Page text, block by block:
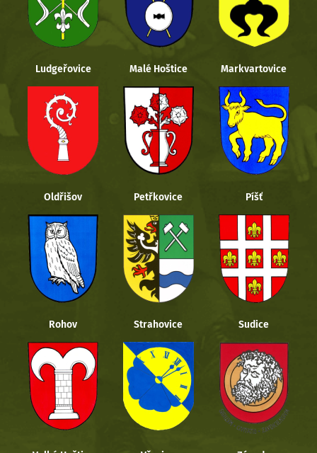
Ludgeřovice Malé Hoštice Markvartovice
Oldřišov Petřkovice Píšť
Rohov Strahovice Sudice